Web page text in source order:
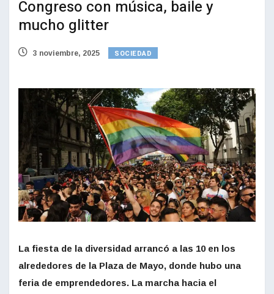
Congreso con música, baile y
mucho glitter
3 noviembre, 2025 SOCIEDAD
La fiesta de la diversidad arrancó a las 10 en los
alrededores de la Plaza de Mayo, donde hubo una
feria de emprendedores. La marcha hacia el